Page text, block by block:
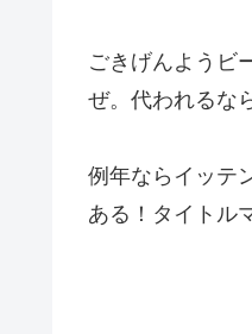
ごきげんようビ
ぜ。代われるな
例年ならイッテ
ある！タイトル